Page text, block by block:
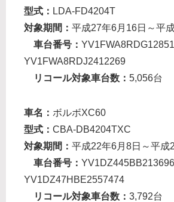
型式： LDA-FD4204T
対象期間： 平成27年6月16日～平
車台番号：
YV1FWA8RDJ2412269
リコール対象車台数： 5,056台
車名： ボルボXC60
型式： CBA-DB4204TXC
対象期間： 平成22年6月8日～平成
車台番号：
YV1DZ47HBE2557474
リコール対象車台数： 3,792台